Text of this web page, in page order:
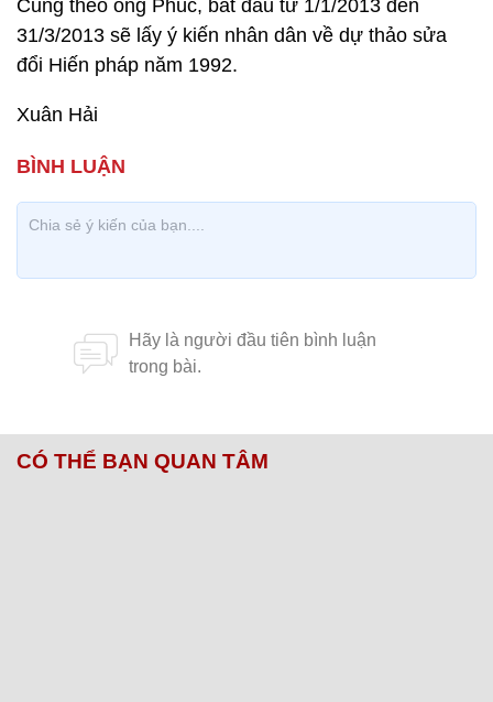
Cũng theo ông Phúc, bắt đầu từ 1/1/2013 đến
31/3/2013 sẽ lấy ý kiến nhân dân về dự thảo sửa
đổi Hiến pháp năm 1992.
Xuân Hải
CÓ THỂ BẠN QUAN TÂM